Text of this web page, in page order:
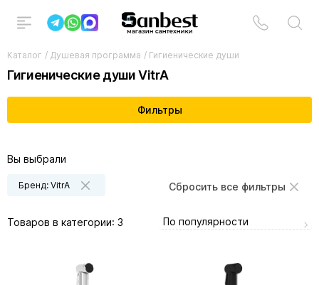
Каталог / Душевая программа / Гигиенические души
Гигиенические души VitrA
Фильтры
Вы выбрали
Бренд: VitrA Сбросить все фильтры
Товаров в категории: 3 По популярности